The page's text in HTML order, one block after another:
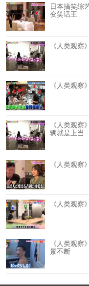
日本搞笑综
变笑话王
《人类观
《人类观
《人类观
辆就是上当
《人类观
《人类观
《人类观
景不断